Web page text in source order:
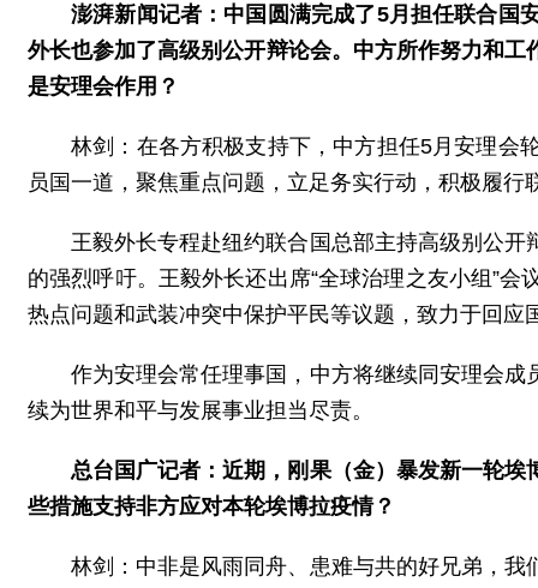
澎湃新闻记者：中国圆满完成了5月担任联合国
外长也参加了高级别公开辩论会。中方所作努力和
是安理会作用？
林剑：在各方积极支持下，中方担任5月安理会
员国一道，聚焦重点问题，立足务实行动，积极履行
王毅外长专程赴纽约联合国总部主持高级别公
的强烈呼吁。王毅外长还出席“全球治理之友小组”
热点问题和武装冲突中保护平民等议题，致力于回
作为安理会常任理事国，中方将继续同安理会
续为世界和平与发展事业担当尽责。
总台国广记者：近期，刚果（金）暴发新一轮
些措施支持非方应对本轮埃博拉疫情？
林剑：中非是风雨同舟、患难与共的好兄弟，